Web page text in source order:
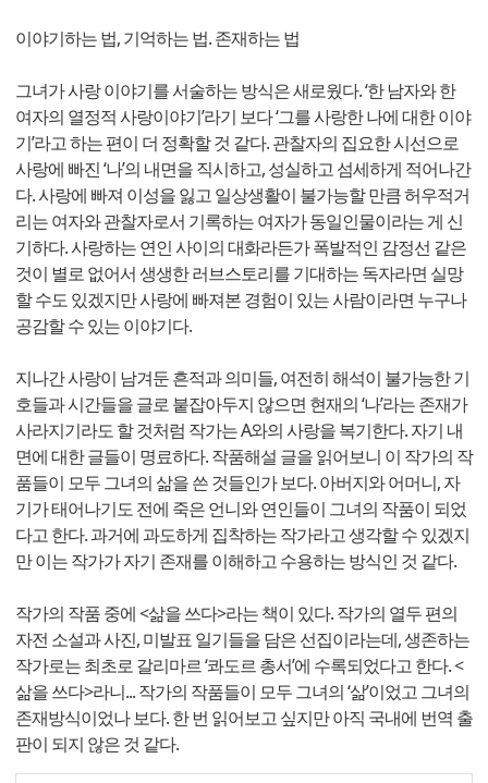
이야기하는 법, 기억하는 법. 존재하는 법
그녀가 사랑 이야기를 서술하는 방식은 새로웠다. ‘한 남자와 한
여자의 열정적 사랑이야기’라기 보다 ‘그를 사랑한 나에 대한 이야
기’라고 하는 편이 더 정확할 것 같다. 관찰자의 집요한 시선으로
사랑에 빠진 ‘나’의 내면을 직시하고, 성실하고 섬세하게 적어나간
다. 사랑에 빠져 이성을 잃고 일상생활이 불가능할 만큼 허우적거
리는 여자와 관찰자로서 기록하는 여자가 동일인물이라는 게 신
기하다. 사랑하는 연인 사이의 대화라든가 폭발적인 감정선 같은
것이 별로 없어서 생생한 러브스토리를 기대하는 독자라면 실망
할 수도 있겠지만 사랑에 빠져본 경험이 있는 사람이라면 누구나
공감할 수 있는 이야기다.
지나간 사랑이 남겨둔 흔적과 의미들, 여전히 해석이 불가능한 기
호들과 시간들을 글로 붙잡아두지 않으면 현재의 ‘나’라는 존재가
사라지기라도 할 것처럼 작가는 A와의 사랑을 복기한다. 자기 내
면에 대한 글들이 명료하다. 작품해설 글을 읽어보니 이 작가의 작
품들이 모두 그녀의 삶을 쓴 것들인가 보다. 아버지와 어머니, 자
기가 태어나기도 전에 죽은 언니와 연인들이 그녀의 작품이 되었
다고 한다. 과거에 과도하게 집착하는 작가라고 생각할 수 있겠지
만 이는 작가가 자기 존재를 이해하고 수용하는 방식인 것 같다.
작가의 작품 중에 <삶을 쓰다>라는 책이 있다. 작가의 열두 편의
자전 소설과 사진, 미발표 일기들을 담은 선집이라는데, 생존하는
작가로는 최초로 갈리마르 ‘콰도르 총서’에 수록되었다고 한다. <
삶을 쓰다>라니... 작가의 작품들이 모두 그녀의 ‘삶’이었고 그녀의
존재방식이었나 보다. 한 번 읽어보고 싶지만 아직 국내에 번역 출
판이 되지 않은 것 같다.